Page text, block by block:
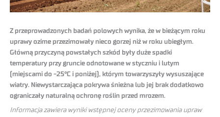
Z przeprowadzonych badań polowych wynika, że w bieżącym roku
uprawy ozime przezimowały nieco gorzej niż w roku ubiegłym.
Główną przyczyną powstałych szkód były duże spadki
temperatury przy gruncie odnotowane w styczniu i lutym
(miejscami do -25°C i poniżej), którym towarzyszyły wysuszające
wiatry. Niewystarczająca pokrywa śnieżna lub jej brak dodatkowo
ograniczały naturalną ochronę roślin przed mrozem.
Informacja zawiera wyniki wstępnej oceny przezimowania upraw